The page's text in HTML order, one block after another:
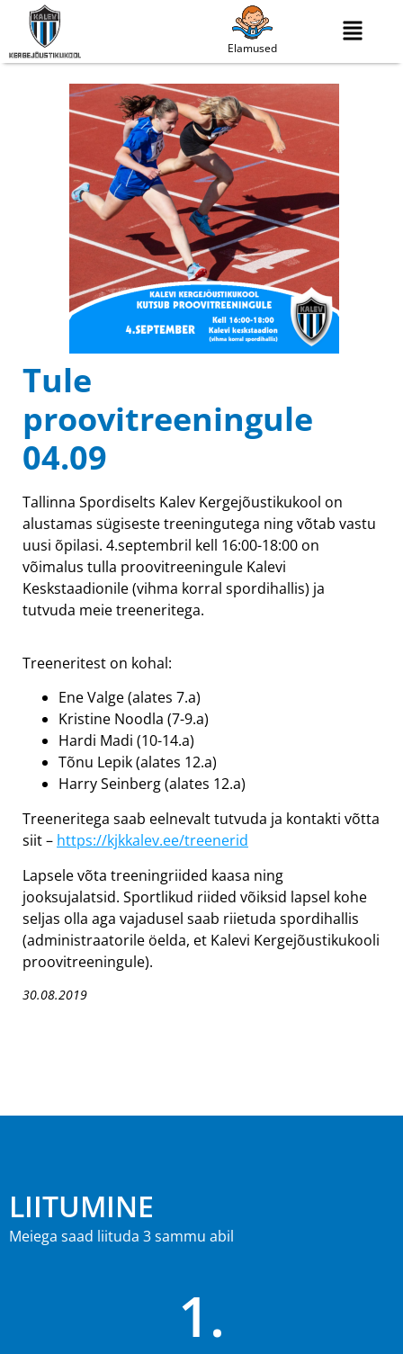
Elamused
Tule
proovitreeningule
04.09
Tallinna Spordiselts Kalev Kergejõustikukool on
alustamas sügiseste treeningutega ning võtab vastu
uusi õpilasi. 4.septembril kell 16:00-18:00 on
võimalus tulla proovitreeningule Kalevi
Keskstaadionile (vihma korral spordihallis) ja
tutvuda meie treeneritega.
Treeneritest on kohal:
Ene Valge (alates 7.a)
Kristine Noodla (7-9.a)
Hardi Madi (10-14.a)
Tõnu Lepik (alates 12.a)
Harry Seinberg (alates 12.a)
Treeneritega saab eelnevalt tutvuda ja kontakti võtta
siit – https://kjkkalev.ee/treenerid
Lapsele võta treeningriided kaasa ning
jooksujalatsid. Sportlikud riided võiksid lapsel kohe
seljas olla aga vajadusel saab riietuda spordihallis
(administraatorile öelda, et Kalevi Kergejõustikukooli
proovitreeningule).
30.08.2019
LIITUMINE
Meiega saad liituda 3 sammu abil
1.